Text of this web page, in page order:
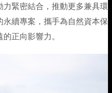
緊密結合，推動更多兼具環
續專案，攜手為自然資本保
正向影響力。